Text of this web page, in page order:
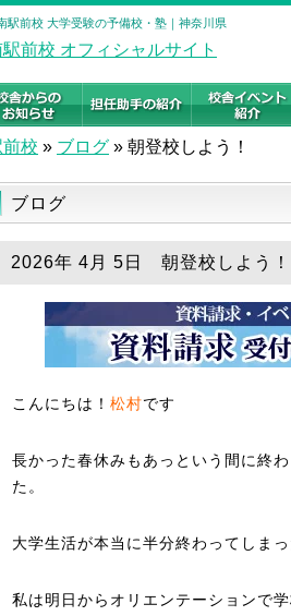
駅前校 大学受験の予備校・塾｜神奈川県
校 » ブログ » 朝登校しよう！
ブログ
2026年 4月 5日 朝登校しよう！
こんにちは！ 松村です
長かった春休みもあっという間に終
た。
大学生活が本当に半分終わってしま
私は明日からオリエンテーションで